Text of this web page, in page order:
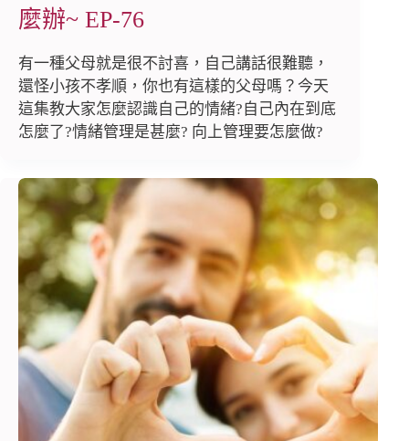
麼辦~ EP-76
有一種父母就是很不討喜，自己講話很難聽，
還怪小孩不孝順，你也有這樣的父母嗎？今天
這集教大家怎麼認識自己的情緒?自己內在到底
怎麼了?情緒管理是甚麼? 向上管理要怎麼做?